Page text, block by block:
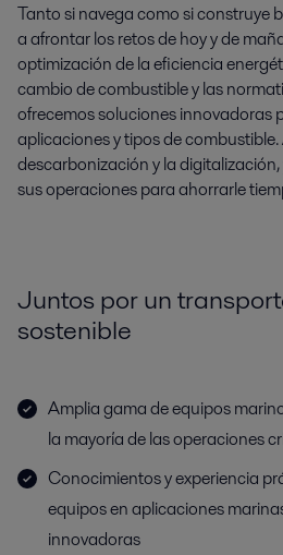
Tanto si navega como si construye
a afrontar los retos de hoy y de
optimización de la eficiencia
cambio de combustible y las
ofrecemos soluciones innovadoras
aplicaciones y tipos de
descarbonización y la
sus operaciones para ahorrarle
Juntos por un
sostenible
Amplia gama de equipos
la mayoría de las operaciones
Conocimientos y experiencia
equipos en aplicaciones
innovadoras